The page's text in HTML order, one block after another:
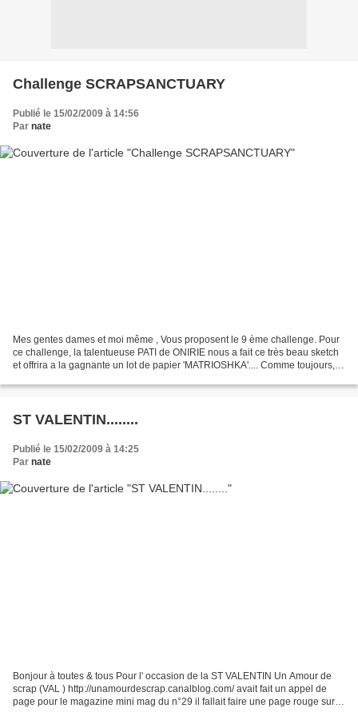
Challenge SCRAPSANCTUARY
Publié le 15/02/2009 à 14:56
Par nate
Mes gentes dames et moi même , Vous proposent le 9 ème challenge. Pour
ce challenge, la talentueuse PATI de ONIRIE nous a fait ce très beau sketch
et offrira a la gagnante un lot de papier 'MATRIOSHKA'.... Comme toujours, il
ST VALENTIN........
Publié le 15/02/2009 à 14:25
Par nate
Bonjour à toutes & tous Pour l' occasion de la ST VALENTIN Un Amour de
scrap (VAL ) http://unamourdescrap.canalblog.com/ avait fait un appel de
page pour le magazine mini mag du n°29 il fallait faire une page rouge sur l'